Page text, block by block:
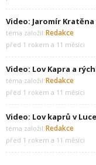
Video: Jaromír Kratěna
téma založil:Redakce
před 1 rokem a 11 měsíci
Video: Lov Kapra a
téma založil:Redakce
před 1 rokem a 11 měsíci
Video: Lov kaprů v
téma založil:Redakce
před 1 rokem a 11 měsíci